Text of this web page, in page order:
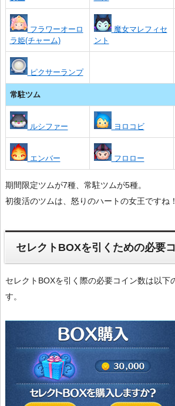
フラワーオーロ
ラ姫(チャーム)
魔女マレフィセ
ント
ピクサーランプ
常駐ツム
ルシファー ヨロコビ
エンバー フロロー
期間限定ツムが7種、常駐ツムが5種。
初復活のツムは、怒りのハートの女王ですね！
セレクトBOXを引くための必要
セレクトBOXを引く際の必要コイン数は以下
す。